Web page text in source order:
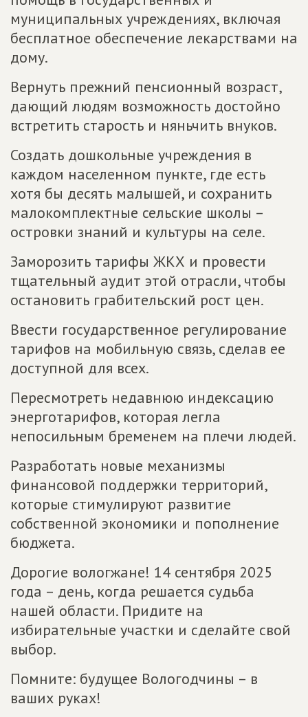
муниципальных учреждениях, включая
бесплатное обеспечение лекарствами на
дому.
Вернуть прежний пенсионный возраст,
дающий людям возможность достойно
встретить старость и няньчить внуков.
Создать дошкольные учреждения в
каждом населенном пункте, где есть
хотя бы десять малышей, и сохранить
малокомплектные сельские школы –
островки знаний и культуры на селе.
Заморозить тарифы ЖКХ и провести
тщательный аудит этой отрасли, чтобы
остановить грабительский рост цен.
Ввести государственное регулирование
тарифов на мобильную связь, сделав ее
доступной для всех.
Пересмотреть недавнюю индексацию
энерготарифов, которая легла
непосильным бременем на плечи людей.
Разработать новые механизмы
финансовой поддержки территорий,
которые стимулируют развитие
собственной экономики и пополнение
бюджета.
Дорогие вологжане! 14 сентября 2025
года – день, когда решается судьба
нашей области. Придите на
избирательные участки и сделайте свой
выбор.
Помните: будущее Вологодчины – в
ваших руках!